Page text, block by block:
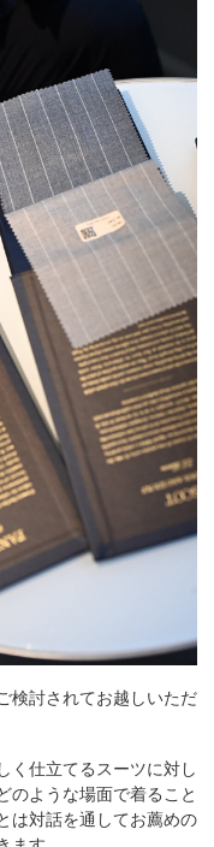
検討されてお越しいただ
く仕立てるスーツに対し
のような場面で着ること
は対話を通してお薦めの